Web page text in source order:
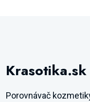
Krasotika.sk
Porovnávač